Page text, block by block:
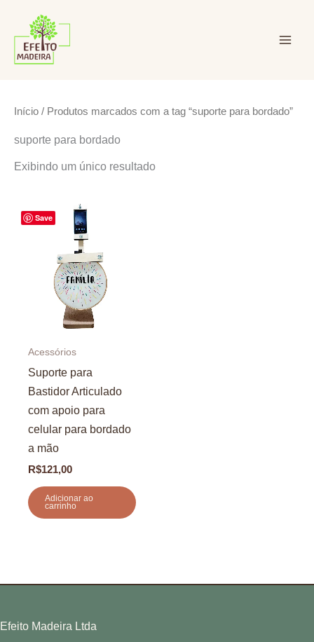
conteúdo
Início / Produtos marcados com a tag “suporte para bordado”
suporte para bordado
Exibindo um único resultado
Save
Acessórios
Suporte para
Bastidor Articulado
com apoio para
celular para bordado
a mão
R$121,00
Adicionar ao
carrinho
Efeito Madeira Ltda